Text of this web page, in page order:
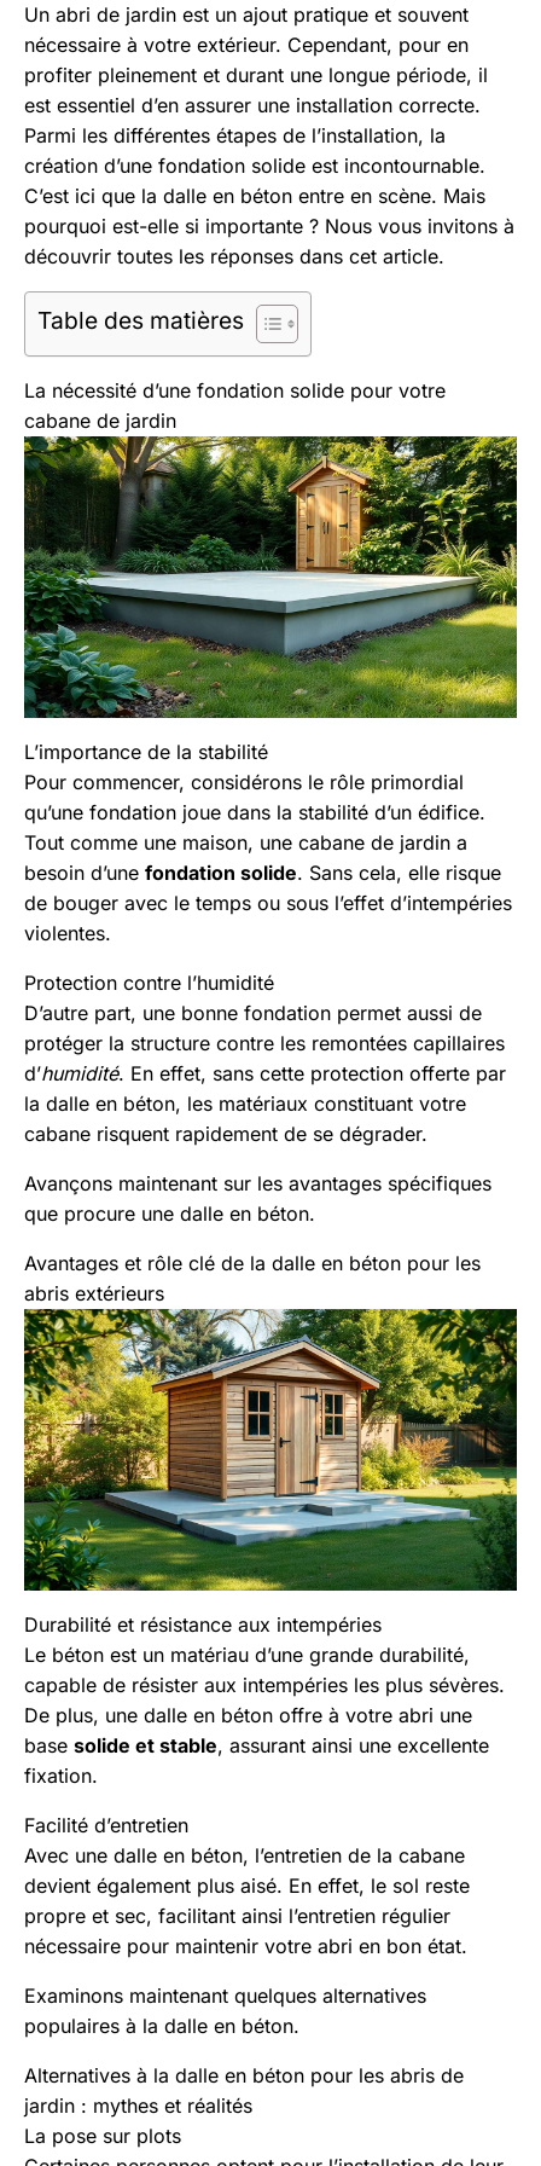
Aller
contenu
Un abri de jardin est un ajout pratique et souvent
nécessaire à votre extérieur. Cependant, pour en
profiter pleinement et durant une longue période, il
est essentiel d’en assurer une installation correcte.
Parmi les différentes étapes de l’installation, la
création d’une fondation solide est incontournable.
C’est ici que la dalle en béton entre en scène. Mais
pourquoi est-elle si importante ? Nous vous invitons à
découvrir toutes les réponses dans cet article.
Table des matières
La nécessité d’une fondation solide pour votre
cabane de jardin
L’importance de la stabilité
Pour commencer, considérons le rôle primordial
qu’une fondation joue dans la stabilité d’un édifice.
Tout comme une maison, une cabane de jardin a
besoin d’une fondation solide. Sans cela, elle risque
de bouger avec le temps ou sous l’effet d’intempéries
violentes.
Protection contre l’humidité
D’autre part, une bonne fondation permet aussi de
protéger la structure contre les remontées capillaires
d’humidité. En effet, sans cette protection offerte par
la dalle en béton, les matériaux constituant votre
cabane risquent rapidement de se dégrader.
Avançons maintenant sur les avantages spécifiques
que procure une dalle en béton.
Avantages et rôle clé de la dalle en béton pour les
abris extérieurs
Durabilité et résistance aux intempéries
Le béton est un matériau d’une grande durabilité,
capable de résister aux intempéries les plus sévères.
De plus, une dalle en béton offre à votre abri une
base solide et stable, assurant ainsi une excellente
fixation.
Facilité d’entretien
Avec une dalle en béton, l’entretien de la cabane
devient également plus aisé. En effet, le sol reste
propre et sec, facilitant ainsi l’entretien régulier
nécessaire pour maintenir votre abri en bon état.
Examinons maintenant quelques alternatives
populaires à la dalle en béton.
Alternatives à la dalle en béton pour les abris de
jardin : mythes et réalités
La pose sur plots